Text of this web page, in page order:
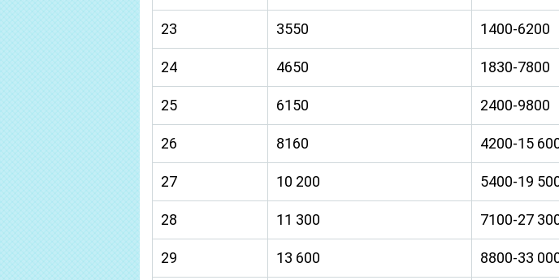
23 3550 1400-6200
24 4650 1830-7800
25 6150 2400-9800
26 8160 4200-15
27 10 200 5400-19
28 11 300 7100-27
29 13 600 8800-33